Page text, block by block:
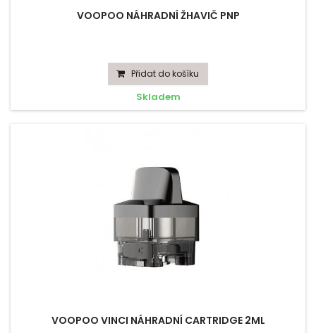
VOOPOO NÁHRADNÍ ŽHAVIČ PNP
Přidat do košíku
Skladem
VOOPOO VINCI NÁHRADNÍ CARTRIDGE 2ML